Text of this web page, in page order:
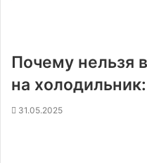
Почему нельзя
на
31.05.2025